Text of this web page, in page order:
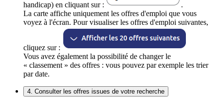
handicap) en cliquant sur :
.
La carte affiche uniquement les offres d'emploi que vous
voyez à l'écran. Pour visualiser les offres d'emploi suivantes,
cliquez sur :
Vous avez également la possibilité de changer le
« classement » des offres : vous pouvez par exemple les trier
par date.
4. Consulter les offres issues de votre recherche